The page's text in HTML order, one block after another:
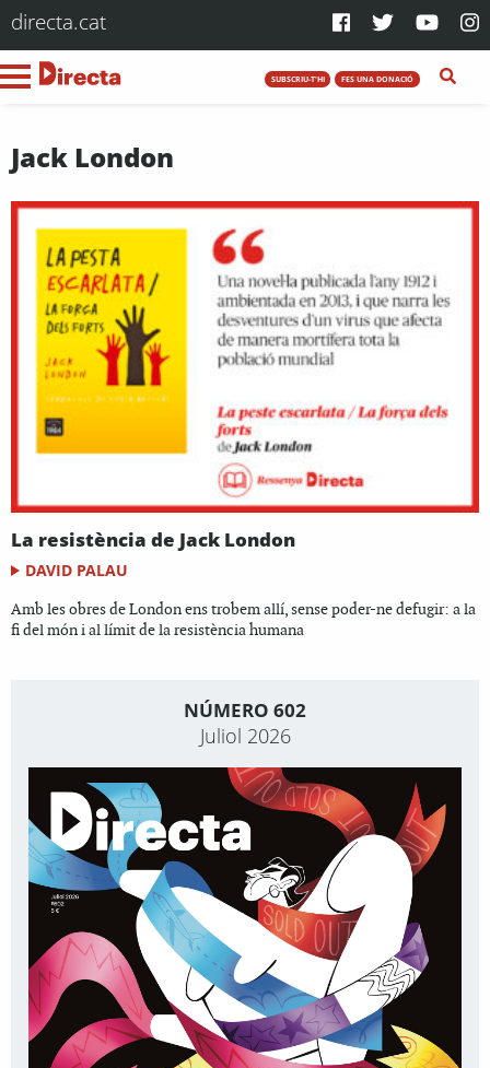
directa.cat
SUBSCRIU-T'HI FES UNA DONACIÓ
Jack London
La resistència de Jack London
DAVID PALAU
Amb les obres de London ens trobem allí, sense poder-ne defugir: a la
fi del món i al límit de la resistència humana
NÚMERO 602
Juliol 2026